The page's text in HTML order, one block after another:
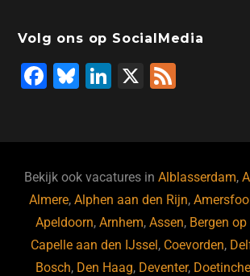
Volg ons op SocialMedia
F
b
o
o
k
Bl
ky
Li
dI
n
X
Bekijk ook vacatures inAlblasserdam,
Almere,Alphen aan den Rijn,
Apeldoorn,Arnhem,Assen, Bergen
Capelle aan den IJssel, Coevorden,
Bosch, Den Haag, Deventer,